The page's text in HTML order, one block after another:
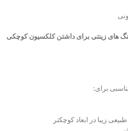
های زینتی برای داشتن کلکسیون کوچکی
برای:
زیبا در ابعاد کوچکتر